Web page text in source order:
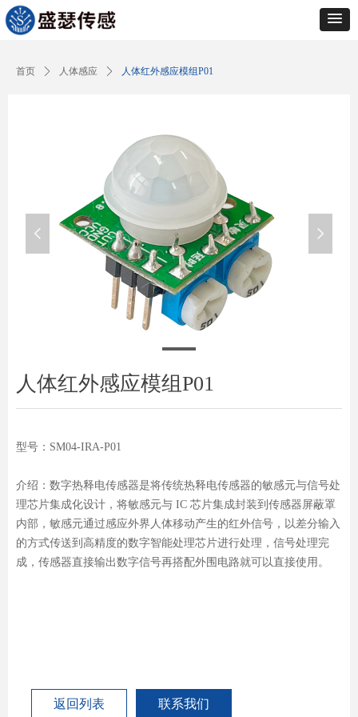
ControlType:productSlideBind Error:未将对象引用设置到对象的实例。
首页 ꄲ 人体感应 ꄲ 人体红外感应模组P01
넳 넲
人体红外感应模组P01
型号：SM04-IRA-P01
介绍：数字热释电传感器是将传统热释电传感器的敏感元与信号处
理芯片集成化设计，将敏感元与 IC 芯片集成封装到传感器屏蔽罩
内部，敏感元通过感应外界人体移动产生的红外信号，以差分输入
的方式传送到高精度的数字智能处理芯片进行处理，信号处理完
成，传感器直接输出数字信号再搭配外围电路就可以直接使用。
返回列表 联系我们